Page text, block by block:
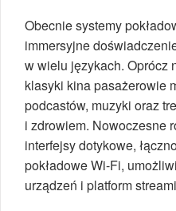
Obecnie systemy
immersyjne
w wielu językach. Oprócz
klasyki kina pasażerowie
podcastów, muzyki oraz
i zdrowiem. Nowoczesne
interfejsy dotykowe,
pokładowe Wi-Fi,
urządzeń i platform